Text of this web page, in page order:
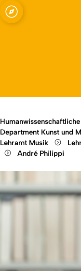
Open quicklink menu
Department Kunst und
Lehramt Musik
André Philippi